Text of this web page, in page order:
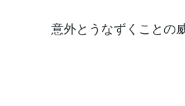
意外とうなずくことの